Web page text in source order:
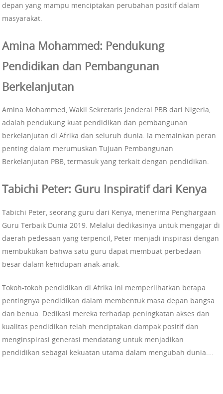
depan yang mampu menciptakan perubahan positif dalam
masyarakat.
Amina Mohammed: Pendukung
Pendidikan dan Pembangunan
Berkelanjutan
Amina Mohammed, Wakil Sekretaris Jenderal PBB dari Nigeria,
adalah pendukung kuat pendidikan dan pembangunan
berkelanjutan di Afrika dan seluruh dunia. Ia memainkan peran
penting dalam merumuskan Tujuan Pembangunan
Berkelanjutan PBB, termasuk yang terkait dengan pendidikan.
Tabichi Peter: Guru Inspiratif dari Kenya
Tabichi Peter, seorang guru dari Kenya, menerima Penghargaan
Guru Terbaik Dunia 2019. Melalui dedikasinya untuk mengajar di
daerah pedesaan yang terpencil, Peter menjadi inspirasi dengan
membuktikan bahwa satu guru dapat membuat perbedaan
besar dalam kehidupan anak-anak.
Tokoh-tokoh pendidikan di Afrika ini memperlihatkan betapa
pentingnya pendidikan dalam membentuk masa depan bangsa
dan benua. Dedikasi mereka terhadap peningkatan akses dan
kualitas pendidikan telah menciptakan dampak positif dan
menginspirasi generasi mendatang untuk menjadikan
pendidikan sebagai kekuatan utama dalam mengubah dunia.…